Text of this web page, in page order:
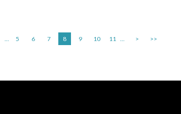
... 5 6 7 8 9 10 11 ... > >>